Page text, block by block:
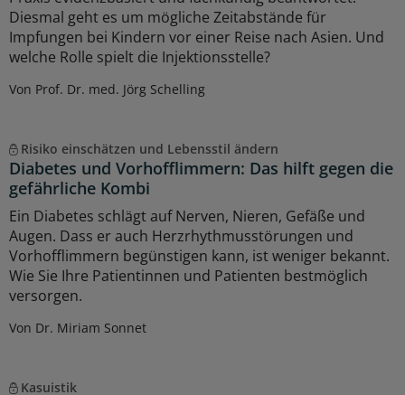
Diesmal geht es um mögliche Zeitabstände für
Impfungen bei Kindern vor einer Reise nach Asien. Und
welche Rolle spielt die Injektionsstelle?
Von Prof. Dr. med. Jörg Schelling
Risiko einschätzen und Lebensstil ändern
Diabetes und Vorhofflimmern: Das hilft gegen die
gefährliche Kombi
Ein Diabetes schlägt auf Nerven, Nieren, Gefäße und
Augen. Dass er auch Herzrhythmusstörungen und
Vorhofflimmern begünstigen kann, ist weniger bekannt.
Wie Sie Ihre Patientinnen und Patienten bestmöglich
versorgen.
Von Dr. Miriam Sonnet
Kasuistik